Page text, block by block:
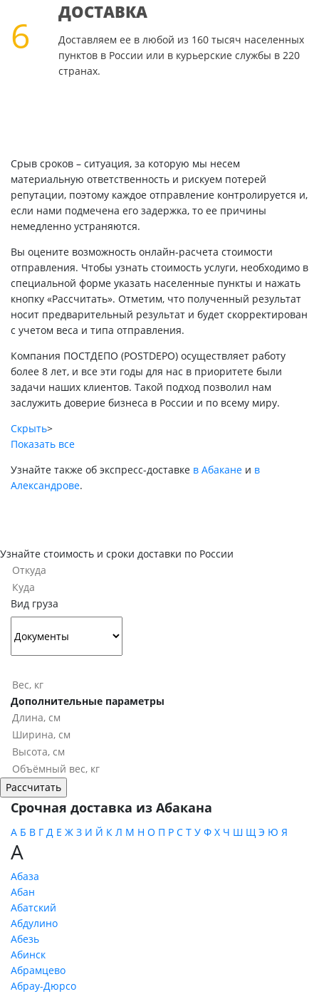
6
ДОСТАВКА
Доставляем ее в любой из 160 тысяч населенных
пунктов в России или в курьерские службы в 220
странах.
Срыв сроков – ситуация, за которую мы несем
материальную ответственность и рискуем потерей
репутации, поэтому каждое отправление контролируется и,
если нами подмечена его задержка, то ее причины
немедленно устраняются.
Вы оцените возможность онлайн-расчета стоимости
отправления. Чтобы узнать стоимость услуги, необходимо в
специальной форме указать населенные пункты и нажать
кнопку «Рассчитать». Отметим, что полученный результат
носит предварительный результат и будет скорректирован
с учетом веса и типа отправления.
Компания ПОСТДЕПО (POSTDEPO) осуществляет работу
более 8 лет, и все эти годы для нас в приоритете были
задачи наших клиентов. Такой подход позволил нам
заслужить доверие бизнеса в России и по всему миру.
Скрыть>
Показать все
Узнайте также об экспресс-доставке в Абакане и в
Александрове.
Узнайте стоимость и сроки доставки по России
Вид груза
Дополнительные параметры
Срочная доставка из Абакана
А Б В Г Д Е Ж З И Й К Л М Н О П Р С Т У Ф Х Ч Ш Щ Э Ю Я
А
Абаза
Абан
Абатский
Абдулино
Абезь
Абинск
Абрамцево
Абрау-Дюрсо